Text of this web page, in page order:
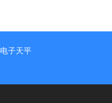
电子天平